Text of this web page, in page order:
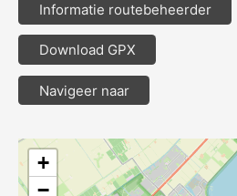
Informatie routebeheerder
Download GPX
Navigeer naar
+
−